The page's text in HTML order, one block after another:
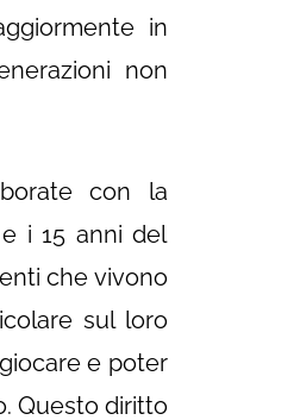
in
non
con la
i 15 anni del
che vivono
sul loro
e poter
Questo diritto